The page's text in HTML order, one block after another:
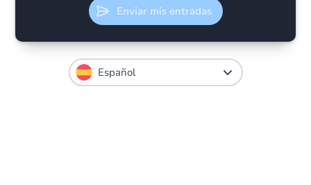
Enviar mis entradas